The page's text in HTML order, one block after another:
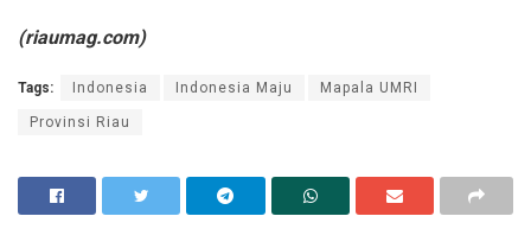
(riaumag.com)
Tags: Indonesia Indonesia Maju Mapala UMRI
Provinsi Riau